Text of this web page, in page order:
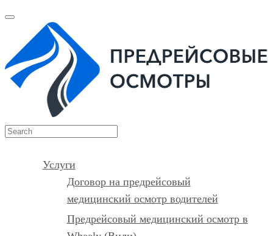
Услуги
Договор на предрейсовый
медицинский осмотр водителей
Предрейсовый медицинский осмотр в